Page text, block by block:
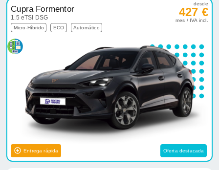
Cupra Formentor
1.5 eTSI DSG
Micro-Híbrido ECO Automático
desde
427 €
mes / IVA incl.
Entrega rápida Oferta destacada